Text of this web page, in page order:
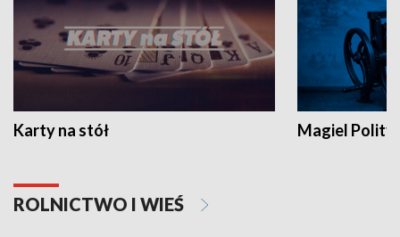
Karty na stół Magiel
ROLNICTWO I WIEŚ